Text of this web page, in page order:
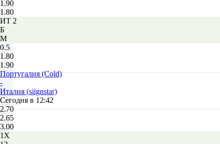
1.90
1.80
ИТ 2
Б
М
0.5
1.80
1.90
Португалия (Cold)
-
Италия (siignstar)
Сегодня в 12:42
2.70
2.65
3.00
1X